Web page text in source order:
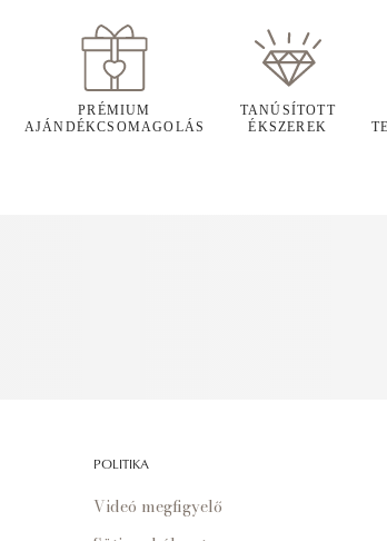
PRÉMIUM
AJÁNDÉKCSOMAGOLÁS
TANÚSÍTOTT
ÉKSZEREK
POLITIKA
Videó megfigyelő